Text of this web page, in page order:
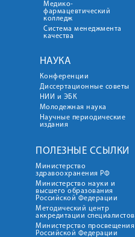
Медико-
фармацевтический
колледж
Система менеджмента
качества
НАУКА
Конференции
Диссертационные советы
НИИ и ЭБК
Молодежная наука
Научные периодические
издания
ПОЛЕЗНЫЕ ССЫЛКИ
Министерство
здравоохранения РФ
Министерство науки и
высшего образования
Российской Федерации
Методический центр
аккредитации специалистов
Министерство просвещения
Российской Федерации